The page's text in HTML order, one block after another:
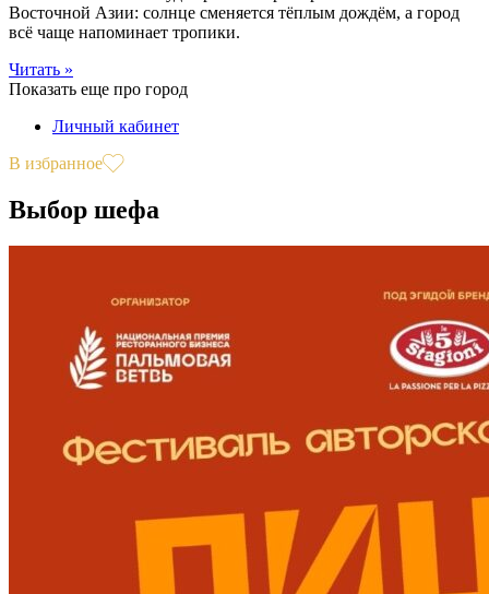
Восточной Азии: солнце сменяется тёплым дождём, а город
всё чаще напоминает тропики.
Читать »
Показать еще про город
Личный кабинет
В избранное
Выбор шефа